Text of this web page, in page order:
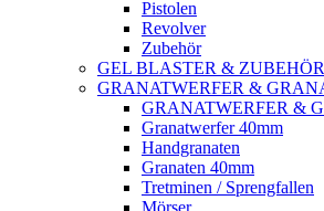
Pistolen
Revolver
Zubehör
GEL BLASTER & ZUBEHÖR
GRANATWERFER &
GRANATWERFER &
Granatwerfer 40mm
Handgranaten
Granaten 40mm
Tretminen / Sprengfallen
Mörser